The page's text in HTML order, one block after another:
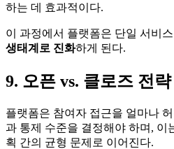
하는 데 효과적이다.
이 과정에서 플랫폼은 단일 서비
생태계로 진화하게 된다.
9. 오픈 vs. 클로즈 전략
플랫폼은 참여자 접근을 얼마나
과 통제 수준을 결정해야 하며, 이
획 간의 균형 문제로 이어진다.